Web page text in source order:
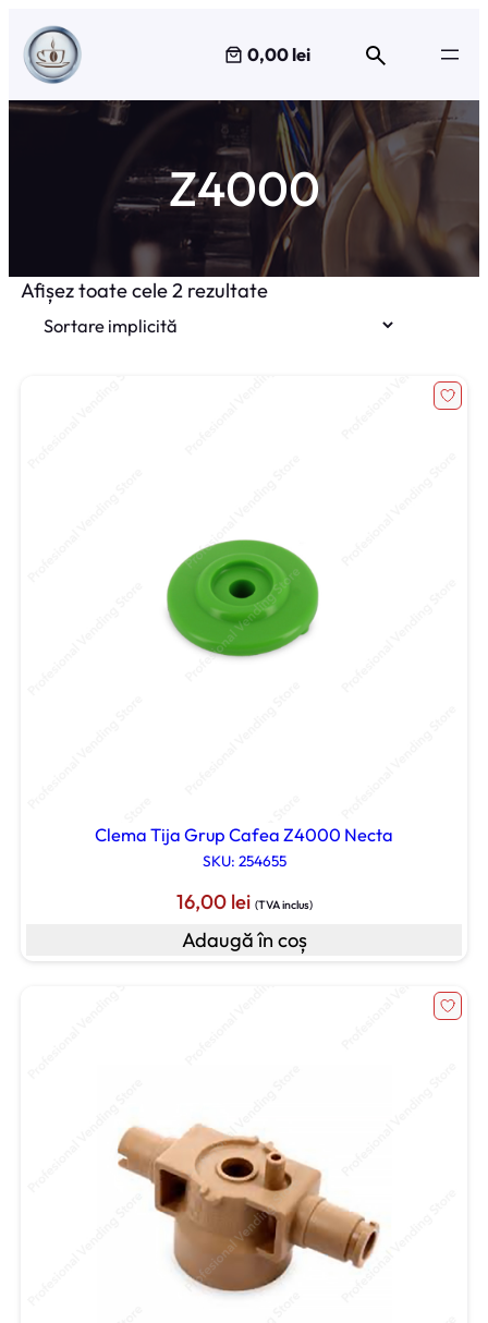
Sari
conținut
0,00 lei
Z4000
Afișez toate cele 2 rezultate
Clema Tija Grup Cafea Z4000 Necta
SKU: 254655
16,00 lei (TVA inclus)
Adaugă în coș